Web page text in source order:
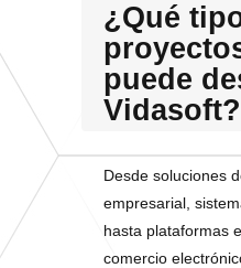
¿Qué
puede
Vidasoft?
Desde soluciones
empresarial,
hasta plataformas
comercio